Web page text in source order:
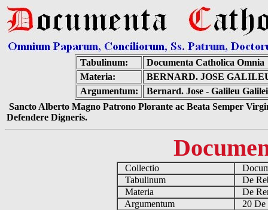
Tabulinum:
Documenta Catholica Omnia
Materia:
BERNARD. JOSE
Argumentum:
Bernard. Jose - Galileu
Sancto Alberto Magno Patrono Plorante ac Beata Semper
Defendere Digneris.
Collectio
Tabulinum
De
Materia
De
Argumentum
20